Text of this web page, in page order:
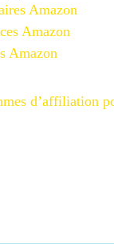
Amazon
Amazon
Amazon
d’affiliation